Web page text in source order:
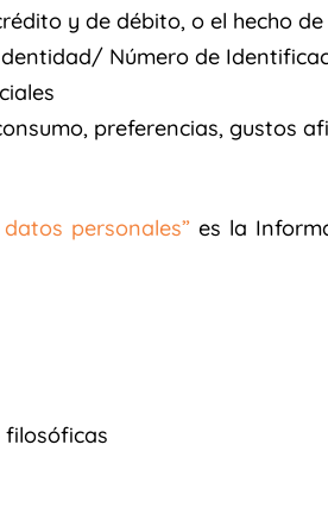
y de débito, o el hecho
Número de
preferencias, gustos
personales”es la
filosóficas